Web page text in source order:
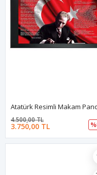
3.750,00 TL
4.500,00 TL